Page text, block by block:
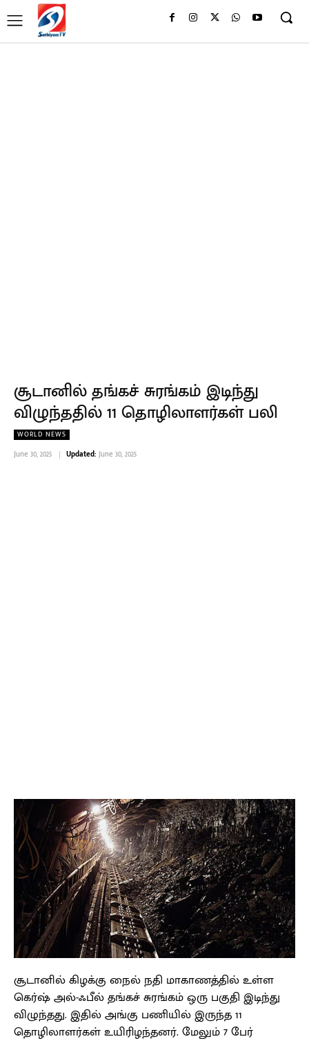
சூடானில் தங்கச் சுரங்கம் இடிந்து
விழுந்ததில் 11 தொழிலாளர்கள் பலி
WORLD NEWS
June 30, 2025 Updated: June 30, 2025
சூடானில் கிழக்கு நைல் நதி மாகாணத்தில் உள்ள
கெர்ஷ் அல்-ஃபீல் தங்கச் சுரங்கம் ஒரு பகுதி இடிந்து
விழுந்தது. இதில் அங்கு பணியில் இருந்த 11
தொழிலாளர்கள் உயிரிழந்தனர். மேலும் 7 பேர்